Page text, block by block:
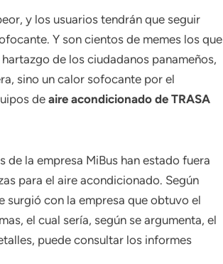
y los usuarios tendrán que seguir
Y son cientos de memes los que
de los ciudadanos panameños,
sino un calor sofocante por el
de aire acondicionado de TRASA
la empresa MiBus han estado fuera
para el aire acondicionado. Según
surgió con la empresa que obtuvo el
el cual sería, según se argumenta, el
puede consultar los informes